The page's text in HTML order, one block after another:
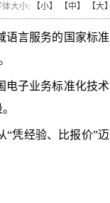
体大小: 【小】 【中】 【大】
语言服务的国家标准
电子业务标准化技术
凭经验、比报价”迈